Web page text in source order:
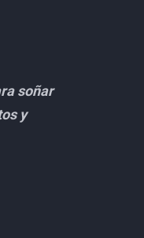
soñar
y